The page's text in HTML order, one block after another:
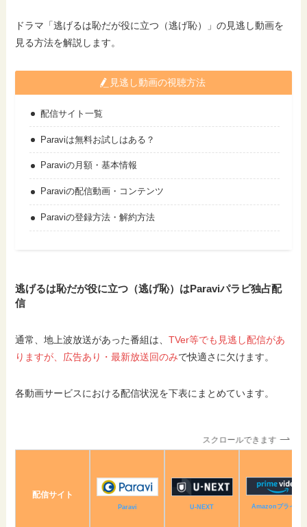
ドラマ「逃げるは恥だが役に立つ（逃げ恥）」の見逃し動画を
見る方法を解説します。
見逃し動画の視聴方法
配信サイト一覧
Paraviは無料お試しはある？
Paraviの月額・基本情報
Paraviの配信動画・コンテンツ
Paraviの登録方法・解約方法
逃げるは恥だが役に立つ（逃げ恥）はParaviパラビ独占配
信
通常、地上波放送があった番組は、TVer等でも見逃し配信があ
りますが、広告あり・最新放送回のみで快適さに欠けます。
各動画サービスにおける配信状況を下表にまとめています。
スクロールできます
配信サイト
Paravi U-NEXT Amazonプライム